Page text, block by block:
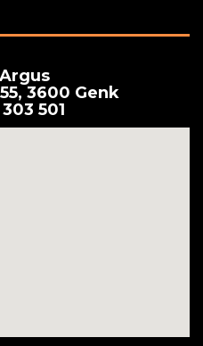
3600 Genk
501